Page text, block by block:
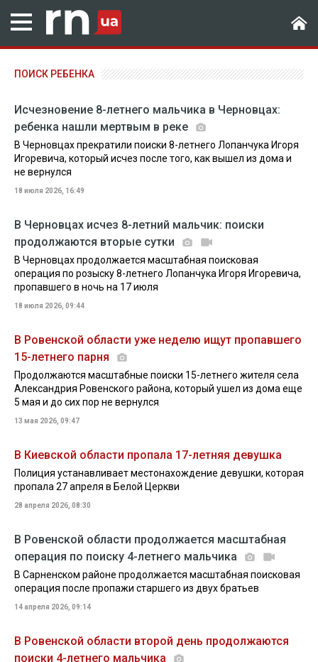
ПОИСК РЕБЕНКА
Исчезновение 8-летнего мальчика в Черновцах:
ребенка нашли мертвым в реке
В Черновцах прекратили поиски 8-летнего Лопанчука Игоря
Игоревича, который исчез после того, как вышел из дома и
не вернулся
18 июля 2026, 16:49
В Черновцах исчез 8-летний мальчик: поиски
продолжаются вторые сутки
В Черновцах продолжается масштабная поисковая
операция по розыску 8-летнего Лопанчука Игоря Игоревича,
пропавшего в ночь на 17 июля
18 июля 2026, 09:44
В Ровенской области уже неделю ищут пропавшего
15-летнего парня
Продолжаются масштабные поиски 15-летнего жителя села
Александрия Ровенского района, который ушел из дома еще
5 мая и до сих пор не вернулся
13 мая 2026, 09:47
В Киевской области пропала 17-летняя девушка
Полиция устанавливает местонахождение девушки, которая
пропала 27 апреля в Белой Церкви
28 апреля 2026, 08:30
В Ровенской области продолжается масштабная
операция по поиску 4-летнего мальчика
В Сарненском районе продолжается масштабная поисковая
операция после пропажи старшего из двух братьев
14 апреля 2026, 09:14
В Ровенской области второй день продолжаются
поиски 4-летнего мальчика